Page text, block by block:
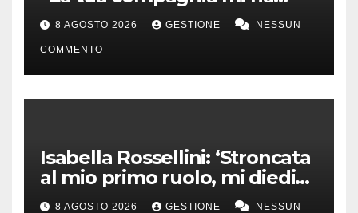
sempre divertito”
8 AGOSTO 2026 GESTIONE NESSUN
COMMENTO
Isabella Rossellini: ‘Stroncata
al mio primo ruolo, mi diedi
alla moda’
8 AGOSTO 2026 GESTIONE NESSUN